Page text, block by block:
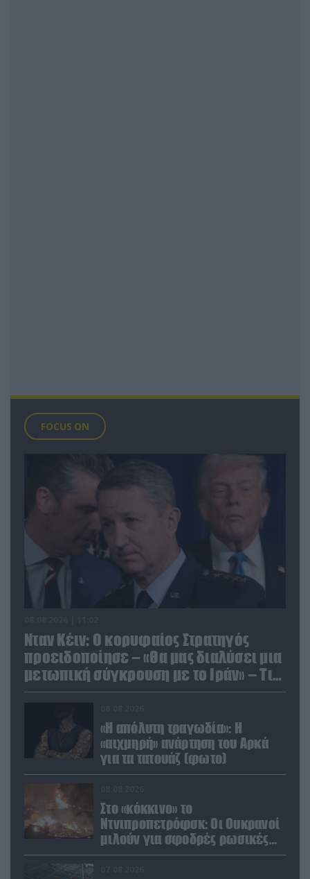
FOCUS ON
Νταν Κέιν: Ο κορυφαίος Στρατηγός
προειδοποίησε – «Θα μας διαλύσει μια
μετωπική σύγκρουση με το Ιράν» – Τι
πρότεινε
«Η απόλυτη τραγωδία»: Η
«αιχμηρή» ανάρτηση του Αρκά
για τα τατουάζ (φωτο)
Στο «κόκκινο» το
Ντνιπροπετρόφσκ: Οι Ουκρανοί
μιλούν για σφοδρές ρωσικές
επιθέσεις σε όλη την